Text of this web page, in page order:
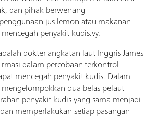
dan pihak berwenang
jus lemon atau makanan
penyakit kudis.vy.
dokter angkatan laut Inggris James
dalam percobaan terkontrol
mencegah penyakit kudis. Dalam
dua belas pelaut
penyakit kudis yang sama menjadi
memperlakukan setiap pasangan